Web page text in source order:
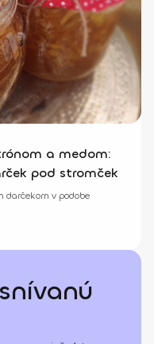
a medom:
pod stromček
v podobe